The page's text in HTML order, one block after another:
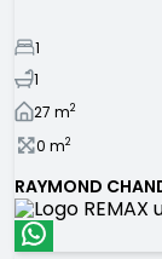
1
1
27 m2
0 m2
RAYMOND